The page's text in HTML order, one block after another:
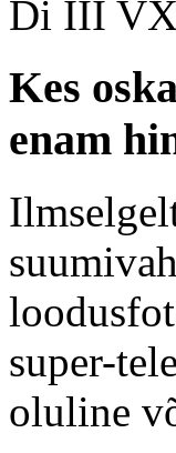
Kes
enam
super-
oluline